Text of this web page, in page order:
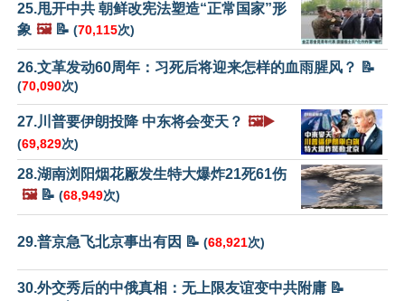
25.甩开中共 朝鲜改宪法塑造“正常国家”形
象 🖼️📝 (70,115次)
26.文革发动60周年：习死后将迎来怎样的血雨腥风？ 📝
(70,090次)
27.川普要伊朗投降 中东将会变天？ 🖼️▶️
(69,829次)
28.湖南浏阳烟花厰发生特大爆炸21死61伤
🖼️📝 (68,949次)
29.普京急飞北京事出有因 📝 (68,921次)
30.外交秀后的中俄真相：无上限友谊变中共附庸 📝